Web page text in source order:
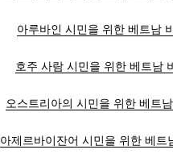
아루바인 시민을 위한 베트남
호주 사람 시민을 위한 베트남
오스트리아의 시민을 위한 베트
아제르바이잔어 시민을 위한 베트